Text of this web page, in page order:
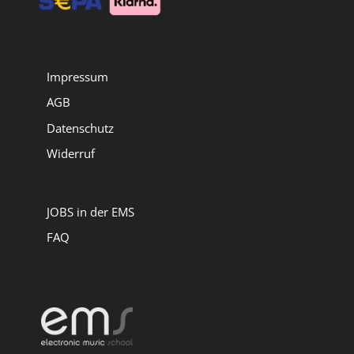
Impressum
AGB
Datenschutz
Widerruf
JOBS in der EMS
FAQ